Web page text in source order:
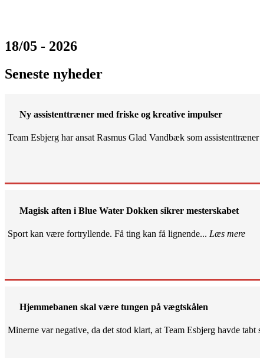
18/05 - 2026
Seneste nyheder
Ny assistenttræner med friske og kreative impulser
Team Esbjerg har ansat Rasmus Glad Vandbæk som
Magisk aften i Blue Water Dokken sikrer mesterskabet
Sport kan være fortryllende. Få ting kan få lignende... Læs mere
Hjemmebanen skal være tungen på vægtskålen
Minerne var negative, da det stod klart, at Team Esbjerg havde